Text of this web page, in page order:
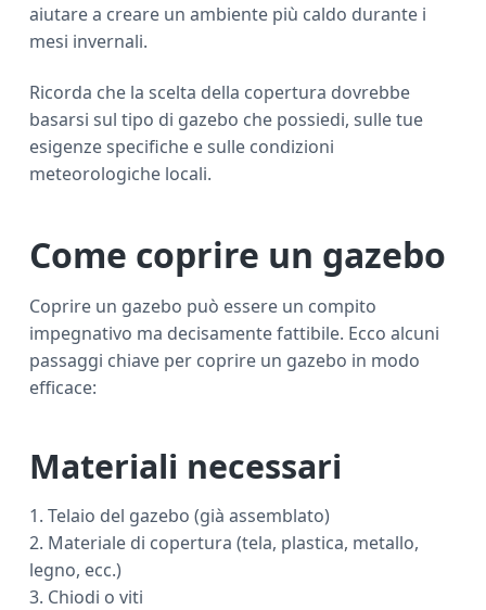
aiutare a creare un ambiente più caldo durante i
mesi invernali.
Ricorda che la scelta della copertura dovrebbe
basarsi sul tipo di gazebo che possiedi, sulle tue
esigenze specifiche e sulle condizioni
meteorologiche locali.
Come coprire un gazebo
Coprire un gazebo può essere un compito
impegnativo ma decisamente fattibile. Ecco alcuni
passaggi chiave per coprire un gazebo in modo
efficace:
Materiali necessari
1. Telaio del gazebo (già assemblato)
2. Materiale di copertura (tela, plastica, metallo,
legno, ecc.)
3. Chiodi o viti